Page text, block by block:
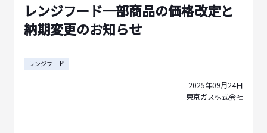
レンジフード一部商品の価格改定と
納期変更のお知らせ
レンジフード
2025年09月24日
東京ガス株式会社